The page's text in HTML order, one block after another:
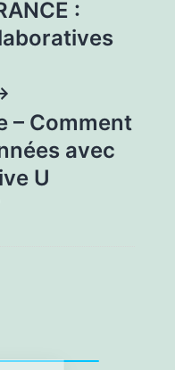
:
– Comment
avec
U